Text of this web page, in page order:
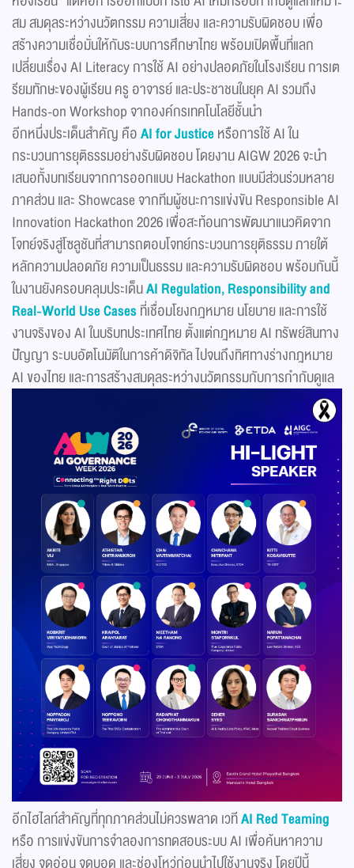
สม สมดุลระหว่างนวัตกรรม ความเสี่ยง และความรับผิดชอบ เพื่อ
สร้างความเชื่อมั่นให้กับระบบการศึกษาไทย พร้อมเปิดพื้นที่แลก
เปลี่ยนเรื่อง AI Literacy การใช้ AI อย่างปลอดภัยในโรงเรียน การเต
รียมทักษะของผู้เรียน ครู อาจารย์ และประชาชนในยุค AI รวมถึง
Hands-on Workshop จากองค์กรเทคโนโลยีชั้นนำ
อีกหนึ่งประเด็นสำคัญ คือAI for Justiceหรือการใช้ AI ใน
กระบวนการยุติธรรมอย่างรับผิดชอบ โดยงาน AIGW 2026 จะนำ
เสนอทั้งบทเรียนจากการออกแบบ Hackathon แบบมีส่วนร่วมหลาย
ภาคส่วน และ Showcase จากทีมผู้ชนะการแข่งขัน Responsible AI
Innovation Hackathon 2026 เพื่อสะท้อนการพัฒนาแนวคิดจาก
โจทย์จริงสู่โซลูชันที่สามารถตอบโจทย์กระบวนการยุติธรรม ภายใต้
หลักความปลอดภัย ความเป็นธรรม และความรับผิดชอบ พร้อมกันนี้
ในงานยังครอบคลุมประเด็นAI Regulation, Responsibility and
Real-World Use Casesที่เชื่อมโยงกฎหมาย นโยบาย และการใช้
งานจริงของ AI ในบริบทประเทศไทย ตั้งแต่กฎหมาย AI ทรัพย์สินทาง
ปัญญา ระบบอัตโนมัติในการค้าดิจิทัล ไปจนถึงทิศทางร่างกฎหมาย
AI ของไทย และการสร้างสมดุลระหว่างนวัตกรรมกับการกำกับดูแล
อีกไฮไลท์สำคัญที่ทุกภาคส่วนไม่ควรพลาด เวทีAI Red Teaming
หรือ การแข่งขันการจำลองการทดสอบระบบ AI เพื่อค้นหาความ